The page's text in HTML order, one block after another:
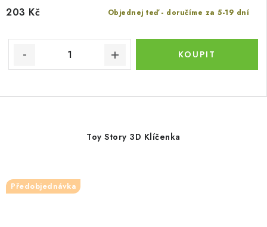
Objednej teď - doručíme za 5-19 dní
203 Kč
Toy Story 3D Klíčenka
Předobjednávka